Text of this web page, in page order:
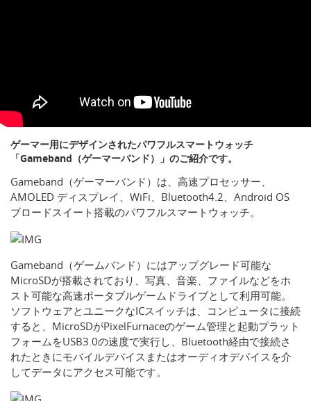
ゲーマー用にデザインされたパワフルスマートウォッチ
「Gameband（ゲーマーバンド）」のご紹介です。
Gameband（ゲーマーバンド）は、高速プロセッサー、
AMOLED ディスプレイ、WiFi、Bluetooth4.2、Android OS
ブロードスイート搭載のパワフルスマートウォッチ。
Gameband（ゲームバンド）にはアップグレード可能な
MicroSDが搭載されており、写真、音楽、ファイルなどをホ
スト可能な高速ポータブルゲームドライブとして利用可能。
ソフトウェアとユニークなICスイッチは、コンピュータに接続
すると、MicroSDがPixelFurnaceのゲーム管理と起動プラット
フォームをUSB3.0の速度で実行し、Bluetooth経由で接続さ
れたときにモバイルデバイスまたはオーディオデバイスを介
してデータにアクセス可能です。